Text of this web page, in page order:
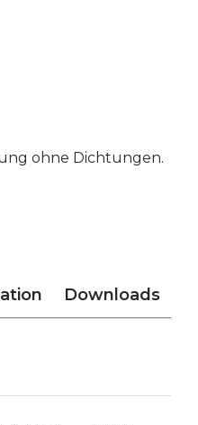
ohne Dichtungen.
Downloads